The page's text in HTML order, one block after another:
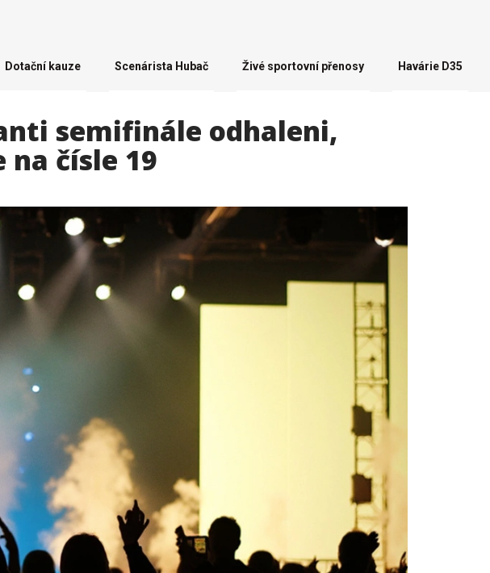
Dotační kauze Scenárista Hubač Živé sportovní přenosy Havárie D35
semifinále odhaleni,
na čísle 19